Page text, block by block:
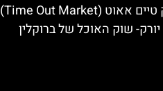
שוק טיים אאוט (Time Out Market)
יורק- שוק האוכל של ברוקלין